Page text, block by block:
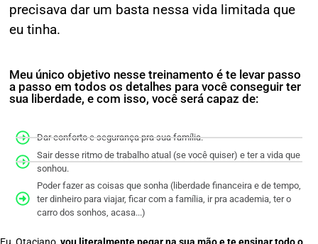
precisava dar um basta nessa vida limitada que
eu tinha.
Meu único objetivo nesse treinamento é te levar passo
a passo em todos os detalhes para você conseguir ter
sua liberdade, e com isso, você será capaz de:
Dar conforto e segurança pra sua família.
Sair desse ritmo de trabalho atual (se você quiser) e ter a vida que
sonhou.
Poder fazer as coisas que sonha (liberdade financeira e de tempo,
ter dinheiro para viajar, ficar com a família, ir pra academia, ter o
carro dos sonhos, acasa...)